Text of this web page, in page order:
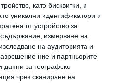
като бисквитки, и
уникални идентификатори и
от устройство за
измерване на
на аудиторията и
ние и партньорите
данни за географско
чрез сканиране на
от празнуването
по такъв
на своите
цялата група от